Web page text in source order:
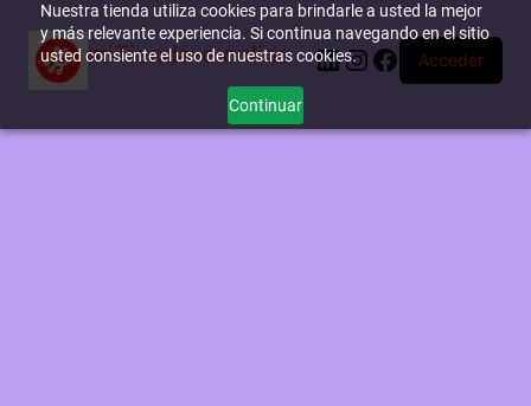
Nuestra tienda utiliza cookies para brindarle a usted la mejor
y más relevante experiencia. Si continua navegando en el sitio
usted consiente el uso de nuestras cookies.
Continuar
miTienda-e.online LinkedIn
Instagram
Facebook
Acceder